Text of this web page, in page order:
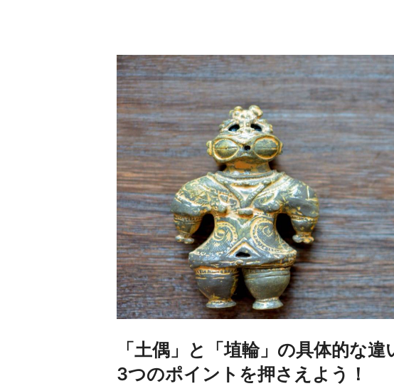
「土偶」と「埴輪」の具体的な
3つのポイントを押さえよう！